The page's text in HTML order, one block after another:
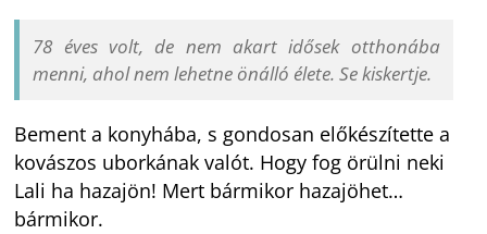
78 éves volt, de nem akart idősek otthonába
menni, ahol nem lehetne önálló élete. Se kiskertje.
Bement a konyhába, s gondosan előkészítette a
kovászos uborkának valót. Hogy fog örülni neki
Lali ha hazajön! Mert bármikor hazajöhet…
bármikor.